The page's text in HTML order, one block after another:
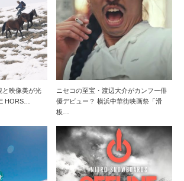
と映像美が光
HORS…
ニセコの至宝・渡辺大介がカンフー俳
優デビュー？ 横浜中華街映画祭「滑
板…